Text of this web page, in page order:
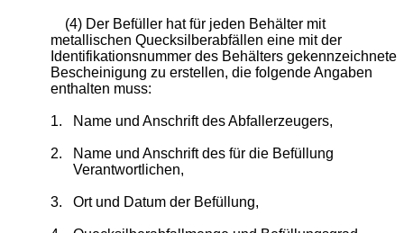
(4) Der Befüller hat für jeden Behälter mit
metallischen Quecksilberabfällen eine mit der
Identifikationsnummer des Behälters gekennzeichnete
Bescheinigung zu erstellen, die folgende Angaben
enthalten muss:
1. Name und Anschrift des Abfallerzeugers,
2.
Name und Anschrift des für die Befüllung
Verantwortlichen,
3. Ort und Datum der Befüllung,